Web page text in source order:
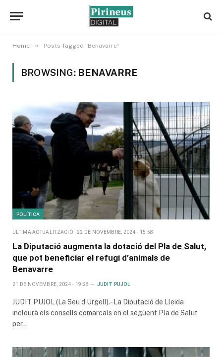
Home » Posts Tagged "Benavarre"
BROWSING: BENAVARRE
POLÍTICA
ULTIMA ACTUALITZACIÓ 22 DE NOVEMBRE, 2024 - 15:58
La Diputació augmenta la dotació del Pla de Salut,
que pot beneficiar el refugi d’animals de
Benavarre
21 DE NOVEMBRE, 2024 - 19:28 JUDIT PUJOL
JUDIT PUJOL (La Seu d’Urgell).- La Diputació de Lleida
inclourà els consells comarcals en el següent Pla de Salut
per…